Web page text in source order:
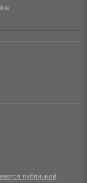
публичной